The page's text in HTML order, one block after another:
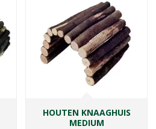
HOUTEN KNAAGHUIS
MEDIUM